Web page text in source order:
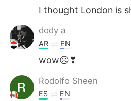
I thought London is
dody a
AR EN
wow☹❣
Rodolfo Sheen
ES EN